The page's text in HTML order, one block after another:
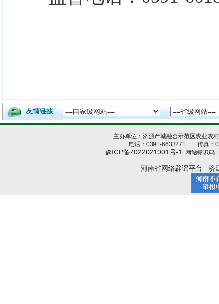
友情链接
主办单位：济源产城融合示范区农业
电话：0391-6633271 传真：
豫ICP备2022021901号-1 网站标识码
河南省网络辟谣平台 济